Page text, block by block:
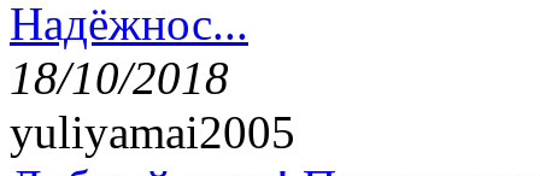
Надёжнос...
18/10/2018
yuliyamai2005